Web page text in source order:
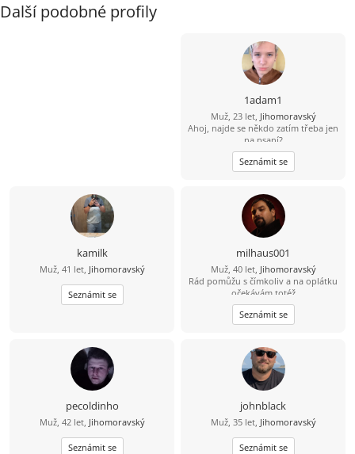
Další podobné profily
1adam1
Muž, 23 let, Jihomoravský
Ahoj, najde se někdo zatím třeba jen
na psaní?
Seznámit se
kamilk
Muž, 41 let, Jihomoravský
Seznámit se
milhaus001
Muž, 40 let, Jihomoravský
Rád pomůžu s čímkoliv a na oplátku
očekávám totéž
Seznámit se
pecoldinho
Muž, 42 let, Jihomoravský
Seznámit se
johnblack
Muž, 35 let, Jihomoravský
Seznámit se